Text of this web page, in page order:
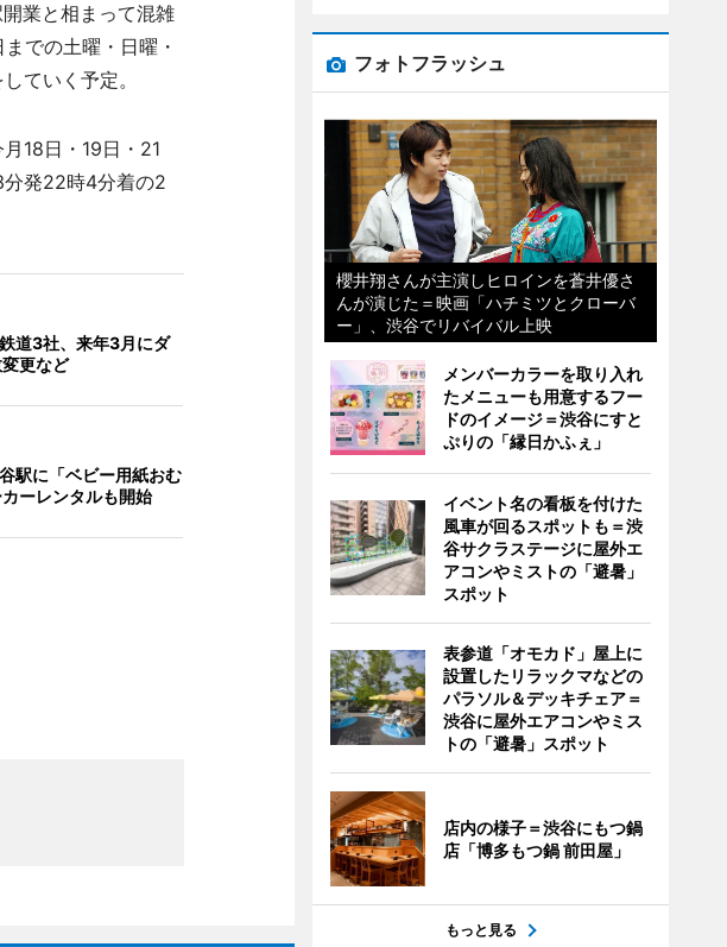
業と相まって混雑
での土曜・日曜・
ていく予定。
18日・19日・21
発22時4分着の2
道3社、来年3月にダ
更など
駅に「ベビー用紙おむ
ーレンタルも開始
フォトフラッシュ
櫻井翔さんが主演しヒロインを蒼井優さ
んが演じた＝映画「ハチミツとクローバ
ー」、渋谷でリバイバル上映
メンバーカラーを取り入れ
たメニューも用意するフー
ドのイメージ＝渋谷にすと
ぷりの「縁日かふぇ」
イベント名の看板を付けた
風車が回るスポットも＝渋
谷サクラステージに屋外エ
アコンやミストの「避暑」
スポット
表参道「オモカド」屋上に
設置したリラックマなどの
パラソル＆デッキチェア＝
渋谷に屋外エアコンやミス
トの「避暑」スポット
店内の様子＝渋谷にもつ鍋
店「博多もつ鍋 前田屋」
もっと見る